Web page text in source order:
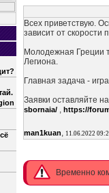
Всех приветствую.
зависит от скорости
Молодежная Греции
Легиона.
Главная задача -
Заявки оставляйте
sbornaia/ , https://
man1kuan, 11.06.2022
Временно